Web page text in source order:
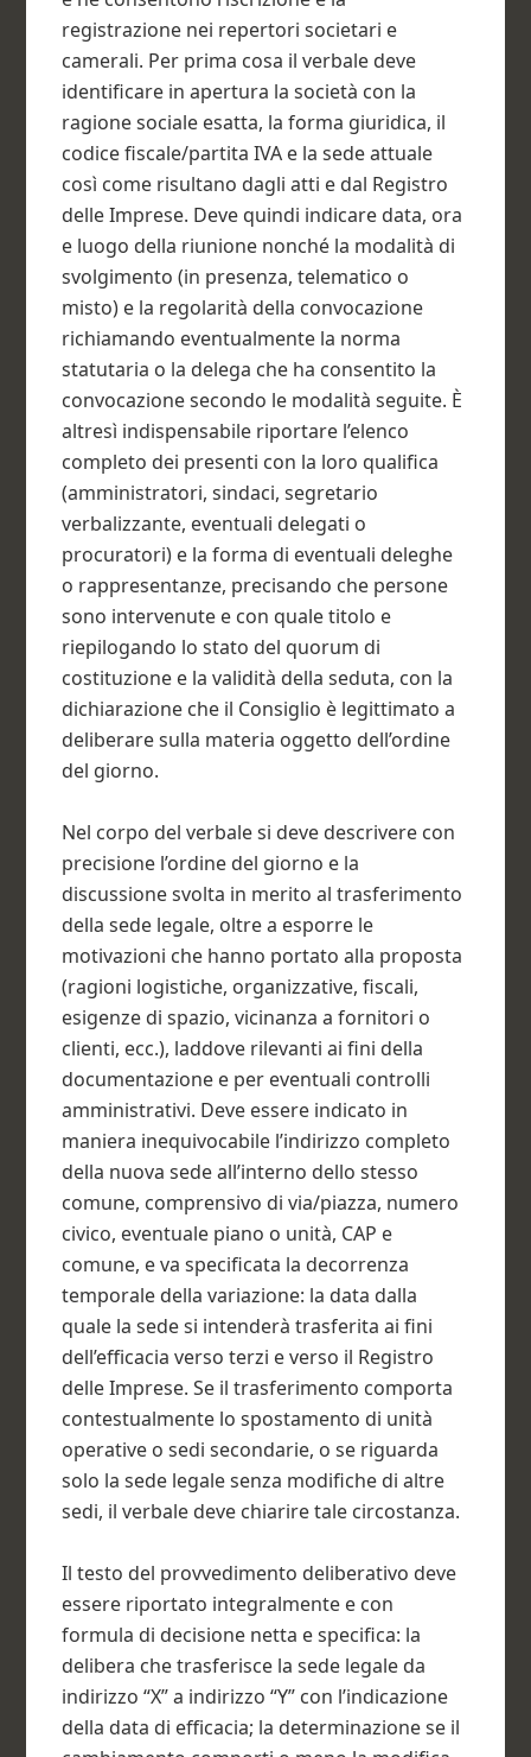
registrazione nei repertori societari e
camerali. Per prima cosa il verbale deve
identificare in apertura la società con la
ragione sociale esatta, la forma giuridica, il
codice fiscale/partita IVA e la sede attuale
così come risultano dagli atti e dal Registro
delle Imprese. Deve quindi indicare data, ora
e luogo della riunione nonché la modalità di
svolgimento (in presenza, telematico o
misto) e la regolarità della convocazione
richiamando eventualmente la norma
statutaria o la delega che ha consentito la
convocazione secondo le modalità seguite. È
altresì indispensabile riportare l’elenco
completo dei presenti con la loro qualifica
(amministratori, sindaci, segretario
verbalizzante, eventuali delegati o
procuratori) e la forma di eventuali deleghe
o rappresentanze, precisando che persone
sono intervenute e con quale titolo e
riepilogando lo stato del quorum di
costituzione e la validità della seduta, con la
dichiarazione che il Consiglio è legittimato a
deliberare sulla materia oggetto dell’ordine
del giorno.
Nel corpo del verbale si deve descrivere con
precisione l’ordine del giorno e la
discussione svolta in merito al trasferimento
della sede legale, oltre a esporre le
motivazioni che hanno portato alla proposta
(ragioni logistiche, organizzative, fiscali,
esigenze di spazio, vicinanza a fornitori o
clienti, ecc.), laddove rilevanti ai fini della
documentazione e per eventuali controlli
amministrativi. Deve essere indicato in
maniera inequivocabile l’indirizzo completo
della nuova sede all’interno dello stesso
comune, comprensivo di via/piazza, numero
civico, eventuale piano o unità, CAP e
comune, e va specificata la decorrenza
temporale della variazione: la data dalla
quale la sede si intenderà trasferita ai fini
dell’efficacia verso terzi e verso il Registro
delle Imprese. Se il trasferimento comporta
contestualmente lo spostamento di unità
operative o sedi secondarie, o se riguarda
solo la sede legale senza modifiche di altre
sedi, il verbale deve chiarire tale circostanza.
Il testo del provvedimento deliberativo deve
essere riportato integralmente e con
formula di decisione netta e specifica: la
delibera che trasferisce la sede legale da
indirizzo “X” a indirizzo “Y” con l’indicazione
della data di efficacia; la determinazione se il